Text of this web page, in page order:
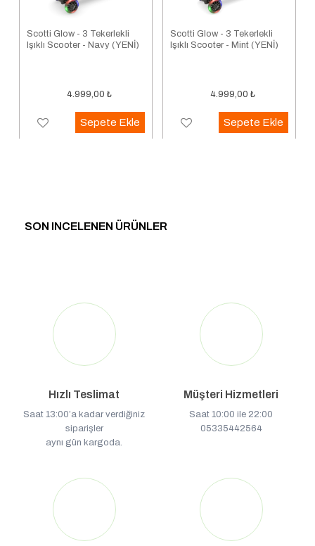
Scotti Glow - 3 Tekerlekli
Işıklı Scooter - Navy (YENİ)
4.999,00 ₺
Sepete Ekle
Scotti Glow - 3 Tekerlekli
Işıklı Scooter - Mint (YENİ)
4.999,00 ₺
Sepete Ekle
SON INCELENEN ÜRÜNLER
Hızlı Teslimat
Saat 13:00’a kadar verdiğiniz
siparişler
aynı gün kargoda.
Müşteri Hizmetleri
Saat 10:00 ile 22:00
05335442564